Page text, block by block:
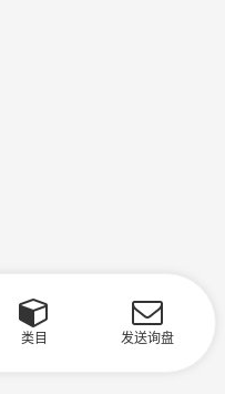
类目 发送询盘